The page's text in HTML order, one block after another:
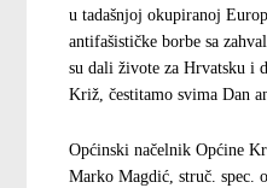
u tadašnjoj okupiranoj
antifašističke borbe sa
su dali živote za Hrvatsku i
Križ, čestitamo svima Dan
Općinski načelnik Općine
Marko Magdić, struč. spec.